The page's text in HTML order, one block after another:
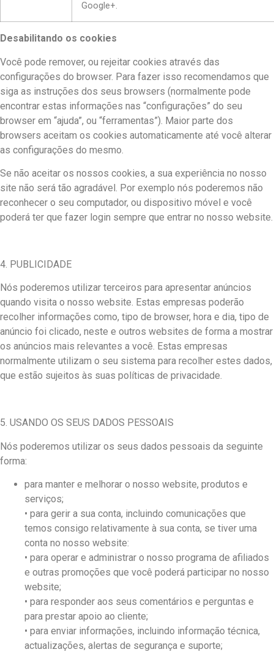
Google+.
Desabilitando os cookies
Você pode remover, ou rejeitar cookies através das
configurações do browser. Para fazer isso recomendamos que
siga as instruções dos seus browsers (normalmente pode
encontrar estas informações nas “configurações” do seu
browser em “ajuda”, ou “ferramentas”). Maior parte dos
browsers aceitam os cookies automaticamente até você alterar
as configurações do mesmo.
Se não aceitar os nossos cookies, a sua experiência no nosso
site não será tão agradável. Por exemplo nós poderemos não
reconhecer o seu computador, ou dispositivo móvel e você
poderá ter que fazer login sempre que entrar no nosso website.
4. PUBLICIDADE
Nós poderemos utilizar terceiros para apresentar anúncios
quando visita o nosso website. Estas empresas poderão
recolher informações como, tipo de browser, hora e dia, tipo de
anúncio foi clicado, neste e outros websites de forma a mostrar
os anúncios mais relevantes a você. Estas empresas
normalmente utilizam o seu sistema para recolher estes dados,
que estão sujeitos às suas políticas de privacidade.
5. USANDO OS SEUS DADOS PESSOAIS
Nós poderemos utilizar os seus dados pessoais da seguinte
forma:
para manter e melhorar o nosso website, produtos e
serviços;
• para gerir a sua conta, incluindo comunicações que
temos consigo relativamente à sua conta, se tiver uma
conta no nosso website:
• para operar e administrar o nosso programa de afiliados
e outras promoções que você poderá participar no nosso
website;
• para responder aos seus comentários e perguntas e
para prestar apoio ao cliente;
• para enviar informações, incluindo informação técnica,
actualizações, alertas de segurança e suporte;